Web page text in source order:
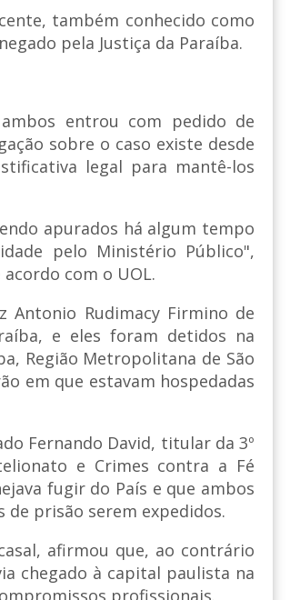
também conhecido como
pela Justiça da Paraíba.
entrou com pedido de
sobre o caso existe desde
legal para mantê-los
apurados há algum tempo
pelo Ministério Público",
com o UOL.
Antonio Rudimacy Firmino de
e eles foram detidos na
Região Metropolitana de São
em que estavam hospedadas
Fernando David, titular da 3º
e Crimes contra a Fé
fugir do País e que ambos
de prisão serem expedidos.
afirmou que, ao contrário
chegado à capital paulista na